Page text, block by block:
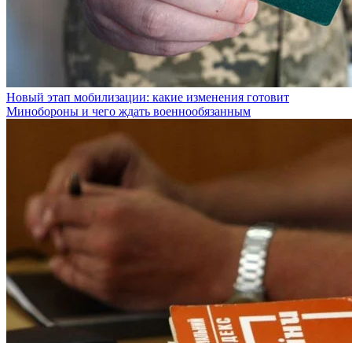
Новый этап мобилизации: какие изменения готовит
Минобороны и чего ждать военнообязанным